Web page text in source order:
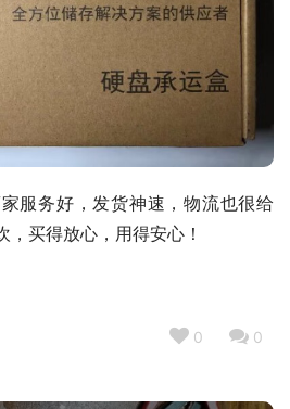
服务好，发货神速，物流也很给
买得放心，用得安心！
0 0